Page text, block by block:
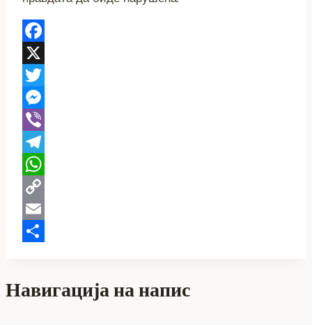
Facebook
X
Twitter
Messenger
Viber
Telegram
WhatsApp
Copy
Link
Email
Навигација на напис